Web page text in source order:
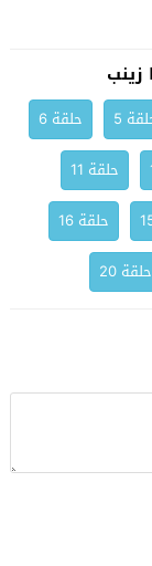
5
حلقة 6
حلقة 11
حلقة 16
حلقة 20